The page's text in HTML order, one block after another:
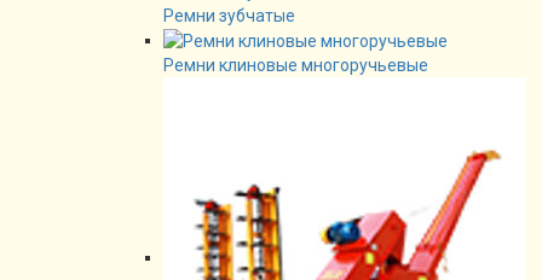
Ремни зубчатые
Ремни клиновые многоручьевые